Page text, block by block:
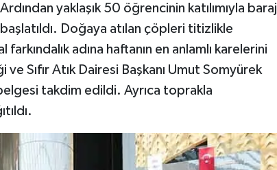
yaklaşık 50 öğrencinin katılımıyla baraj
Doğaya atılan çöpleri titizlikle
adına haftanın en anlamlı karelerini
Sıfır Atık Dairesi Başkanı Umut Somyürek
takdim edildi. Ayrıca toprakla